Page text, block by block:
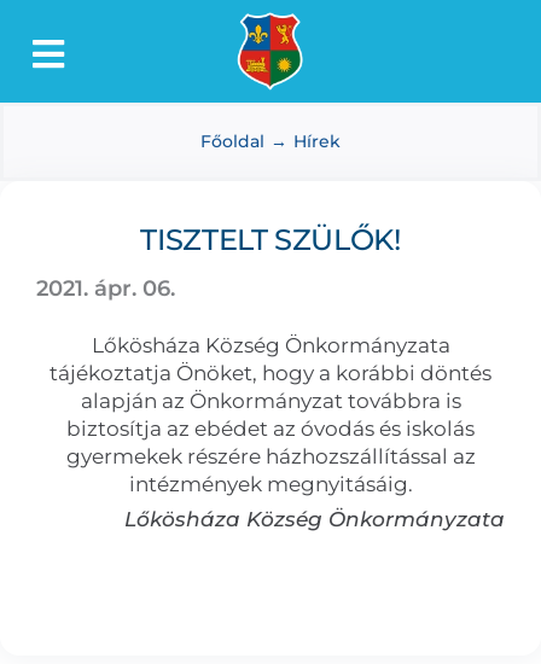
Toggle
Lőkösháza
Dokumentumtár
Média
Választás
Főoldal Hírek
TISZTELT SZÜLŐK!
2021. ápr. 06.
Lőkösháza Község Önkormányzata
tájékoztatja Önöket, hogy a korábbi döntés
alapján az Önkormányzat továbbra is
biztosítja az ebédet az óvodás és iskolás
gyermekek részére házhozszállítással az
intézmények megnyitásáig.
Lőkösháza Község Önkormányzata